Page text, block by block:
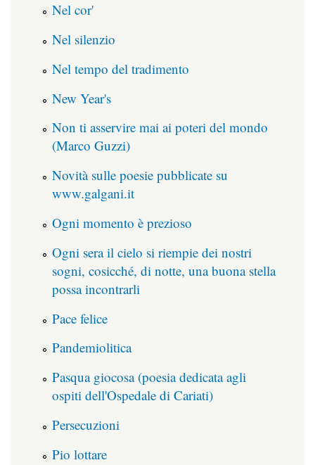
Nel cor'
Nel silenzio
Nel tempo del tradimento
New Year's
Non ti asservire mai ai poteri del mondo
(Marco Guzzi)
Novità sulle poesie pubblicate su
www.galgani.it
Ogni momento è prezioso
Ogni sera il cielo si riempie dei nostri
sogni, cosicché, di notte, una buona stella
possa incontrarli
Pace felice
Pandemiolitica
Pasqua giocosa (poesia dedicata agli
ospiti dell'Ospedale di Cariati)
Persecuzioni
Pio lottare